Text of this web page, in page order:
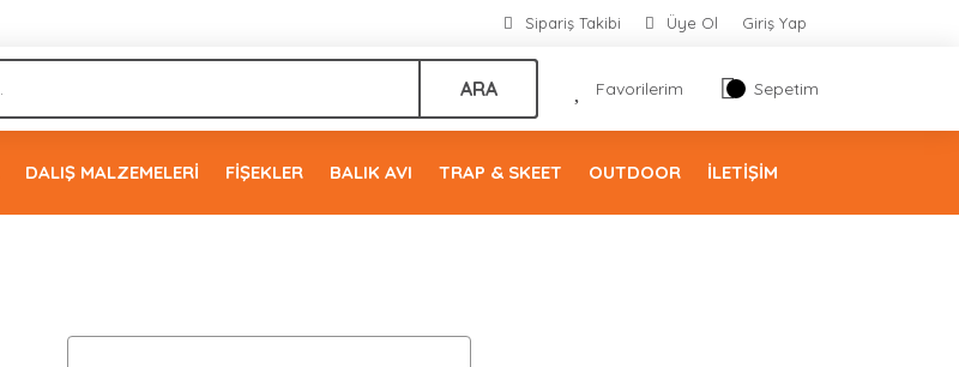
Sipariş Takibi Üye Ol Giriş Yap
ARA Favorilerim Sepetim
DALIŞ MALZEMELERİ FİŞEKLER BALIK AVI TRAP & SKEET OUTDOOR İLETİŞİM